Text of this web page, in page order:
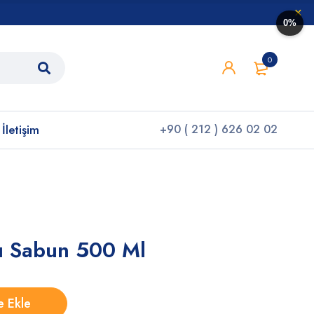
0
İletişim +90 ( 212 ) 626 02 02
Sabun 500 Ml
Ekle
0%